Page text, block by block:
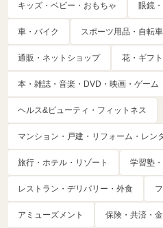
キッズ・ベビー・おもちゃ 眼鏡
車・バイク スポーツ用品・自転車
通販・ネットショップ 花・ギフ
本・雑誌・音楽・DVD・映画・ゲーム
ヘルス&ビューティ・フィットネス
マンション・戸建・リフォーム・レン
旅行・ホテル・リゾート 学習塾
レストラン・デリバリー・外食
アミューズメント 保険・共済・